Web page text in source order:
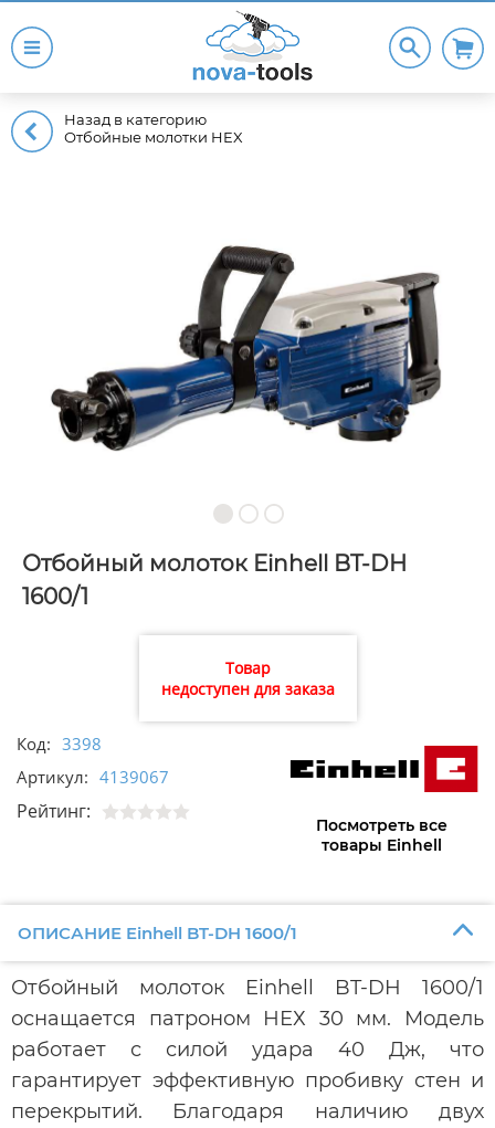
Назад в категорию
Отбойные молотки HEX
Отбойный молоток Einhell BT-DH
1600/1
Товар
недоступен для заказа
Код: 3398
Артикул: 4139067
Рейтинг:
Посмотреть все
товары Einhell
ОПИСАНИЕ Einhell BT-DH 1600/1
Отбойный молоток Einhell BT-DH 1600/1
оснащается патроном НЕХ 30 мм. Модель
работает с силой удара 40 Дж, что
гарантирует эффективную пробивку стен и
перекрытий. Благодаря наличию двух